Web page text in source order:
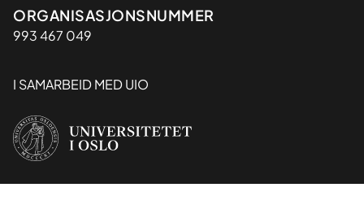
Organisasjon
ORGANISASJONSNUMMER
993 467 049
I SAMARBEID MED UIO